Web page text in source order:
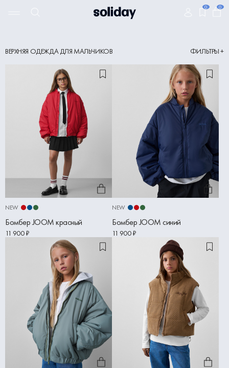
0 0
ВЕРХНЯЯ ОДЕЖДА ДЛЯ МАЛЬЧИКОВ ФИЛЬТРЫ +
NEW
Бомбер JOOM красный
11 900 ₽
NEW
Бомбер JOOM синий
11 900 ₽